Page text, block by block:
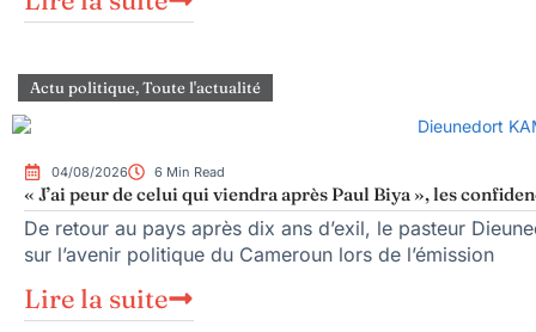
Actu politique,Toute l'actualité
04/08/2026 6 Min Read
« J’ai peur de celui qui viendra après Paul Biya », les
De retour au pays après dix ans d’exil, le pasteur
sur l’avenir politique du Cameroun lors de l’émission
Lire la suite